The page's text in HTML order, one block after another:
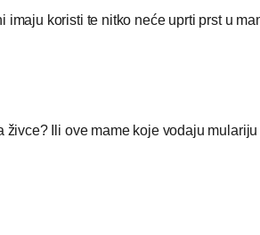
koristi te nitko neće uprti prst u
Ili ove mame koje vodaju